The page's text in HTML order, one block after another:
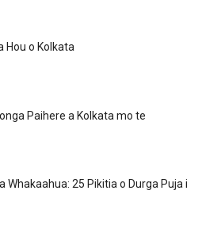
Hou o Kolkata
Paihere a Kolkata mo te
Whakaahua: 25 Pikitia o Durga Puja i